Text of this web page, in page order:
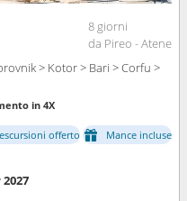
8 giorni
da Pireo - Atene
> Kotor > Bari > Corfu >
in 4X
offerto
Mance incluse